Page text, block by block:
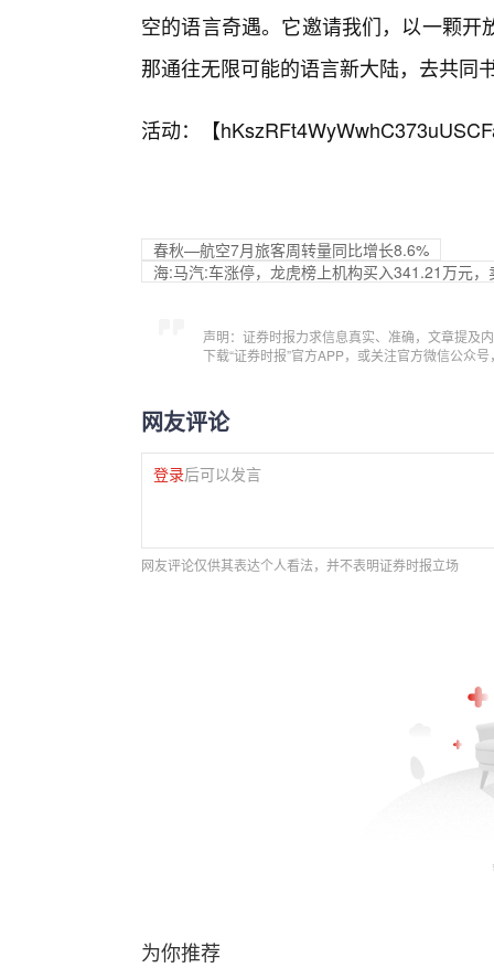
空的语言奇遇。它邀请我们，以一颗
那通往无限可能的语言新大陆，去共同
活动：【
春秋—航空7月旅客周转量同比增长8.6%
海:马汽:车涨停，龙虎榜上机构买入341.21万元
声明：证券时报力求信息真实、准确，文章提及
下载“证券时报”官方APP，或关注官方微信公众
网友评论
登录后可以发言
网友评论仅供其表达个人看法，并不表明证券时报立场
为你推荐